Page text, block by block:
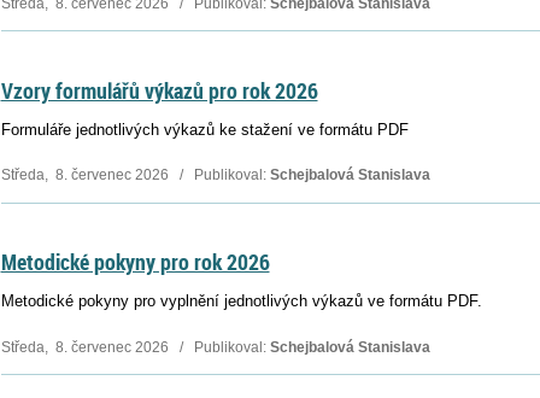
Středa, 8. červenec 2026 / Publikoval: Schejbalová Stanislava
Vzory formulářů výkazů pro rok 2026
Formuláře jednotlivých výkazů ke stažení ve formátu PDF
Středa, 8. červenec 2026 / Publikoval: Schejbalová Stanislava
Metodické pokyny pro rok 2026
Metodické pokyny pro vyplnění jednotlivých výkazů ve formátu PDF.
Středa, 8. červenec 2026 / Publikoval: Schejbalová Stanislava